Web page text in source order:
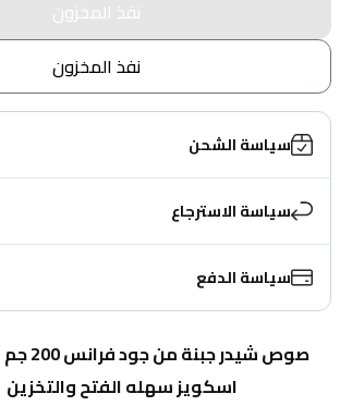
نفذ المخزون
نفذ المخزون
سياسة الشحن
سياسة الاسترجاع
سياسة الدفع
اسكويز سهله الفتح والتخزين